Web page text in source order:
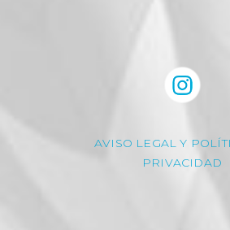
AVISO LEGAL Y
PRIVACIDAD